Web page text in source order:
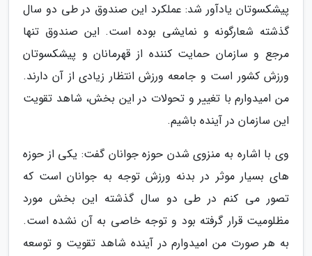
پیشکسوتان یادآور شد: عملکرد این صندوق در طی دو سال
گذشته شعارگونه و نمایشی بوده است. این صندوق تنها
مرجع و سازمان حمایت کننده از قهرمانان و پیشکسوتان
ورزش کشور است و جامعه ورزش انتظار زیادی از آن دارند.
من امیدوارم با تغییر و تحولات در این بخش، شاهد تقویت
این سازمان در آینده باشیم.
وی با اشاره به منزوی شدن حوزه جوانان گفت: یکی از حوزه
های بسیار موثر در بدنه ورزش توجه به جوانان است که
تصور می کنم در طی دو سال گذشته این بخش مورد
مظلومیت قرار گرفته بود و توجه خاصی به آن نشده است.
به هر صورت من امیدوارم در آینده شاهد تقویت و توسعه